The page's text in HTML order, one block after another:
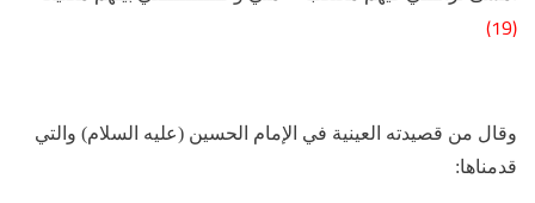
(19)
وقال من قصيدته العينية في الإمام الحسين (عليه السلام) والتي
قدمناها: